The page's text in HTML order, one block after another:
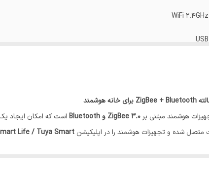
WiFi 2.4GHz
USB
هوشمند مبتنی بر ZigBee 3.0 و Bluetooth
است که امکان ایجاد یک
متصل شده و تجهیزات هوشمند را در اپلیکیشن Life / Tuya Smart